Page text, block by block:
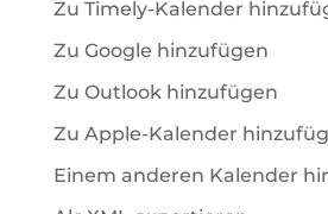
Zu Timely-Kalender
Zu Google hinzufügen
Zu Outlook hinzufügen
Zu Apple-Kalender
Einem anderen Kalender